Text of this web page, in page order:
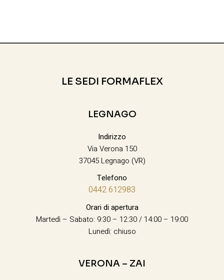
LE SEDI FORMAFLEX
LEGNAGO
Indirizzo
Via Verona 150
37045 Legnago (VR)
Telefono
0442 612983
Orari di apertura
Martedì – Sabato: 9:30 – 12:30 / 14:00 – 19:00
Lunedì: chiuso
VERONA – ZAI